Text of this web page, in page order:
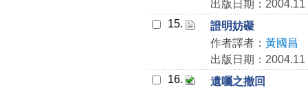
出版日期：2004.11
15.
證明妨礙
作者譯者： 黃國昌
出版日期：2004.11
16.
遺囑之撤回